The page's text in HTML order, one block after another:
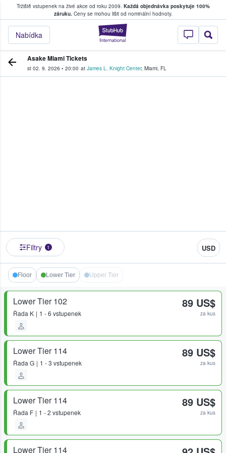
Tržiště vstupenek na živé akce od roku 2009. Každá objednávka poskytuje 100%
záruku.Ceny se mohou lišit od nominální hodnoty.
StubHub –
Nabídka
kde fanoušci kupují a prodávají vstupenky
Asake Miami Tickets
st 02. 9. 2026 • 20:00 at James L. Knight Center, Miami, FL
Filtry 1 USD
Floor Lower Tier Upper Tier
Lower Tier 102
Řada K 1 - 6 vstupenek
89 US$
za kus
Lower Tier 114
Řada G 1 - 3 vstupenek
89 US$
za kus
Lower Tier 114
Řada F 1 - 2 vstupenek
89 US$
za kus
Lower Tier 114